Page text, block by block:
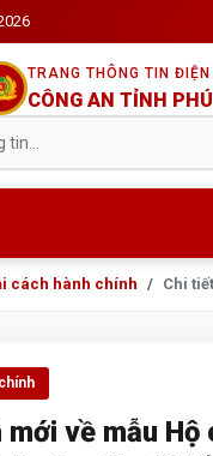
TRANG THÔNG TIN
CÔNG AN TỈNH
cách hành chính Chi
mới về mẫu Hộ